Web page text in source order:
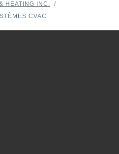
HEATING INC.
/
CVAC